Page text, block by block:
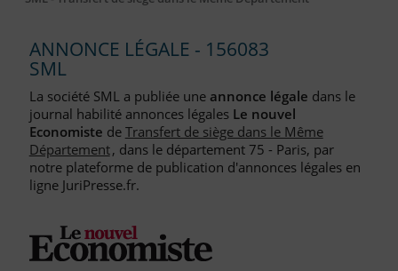
Journaux Habilités (JAL) Annonces Légales
Départements pour la Publication d'Annonces Légales
Liste des Greffes
Liste des CCI
FAQ
ANNONCE LÉGALE - 156083
SML
La société SML a publiée une annonce légale dans le
journal habilité annonces légales Le nouvel
Economiste deTransfert de siège dans le Même
Département, dans le département 75 - Paris, par
notre plateforme de publication d'annonces légales en
ligne JuriPresse.fr.